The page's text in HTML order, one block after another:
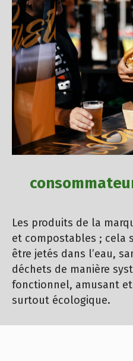
Les produits de la
et compostables ; cela
être jetés dans l’eau,
déchets de manière
fonctionnel, amusant
surtout écologique.